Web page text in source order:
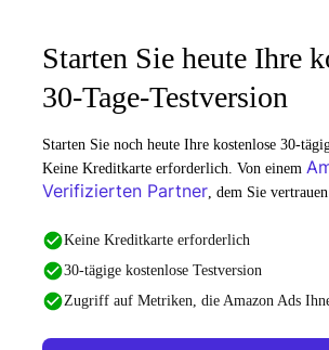
Starten Sie heute Ihre
30-Tage-Testversion
Starten Sie noch heute Ihre kostenlose 30-
Keine Kreditkarte erforderlich. Von einem
Verifizierten Partner, dem Sie
Keine Kreditkarte erforderlich
30-tägige kostenlose Testversion
Zugriff auf Metriken, die Amazon Ads